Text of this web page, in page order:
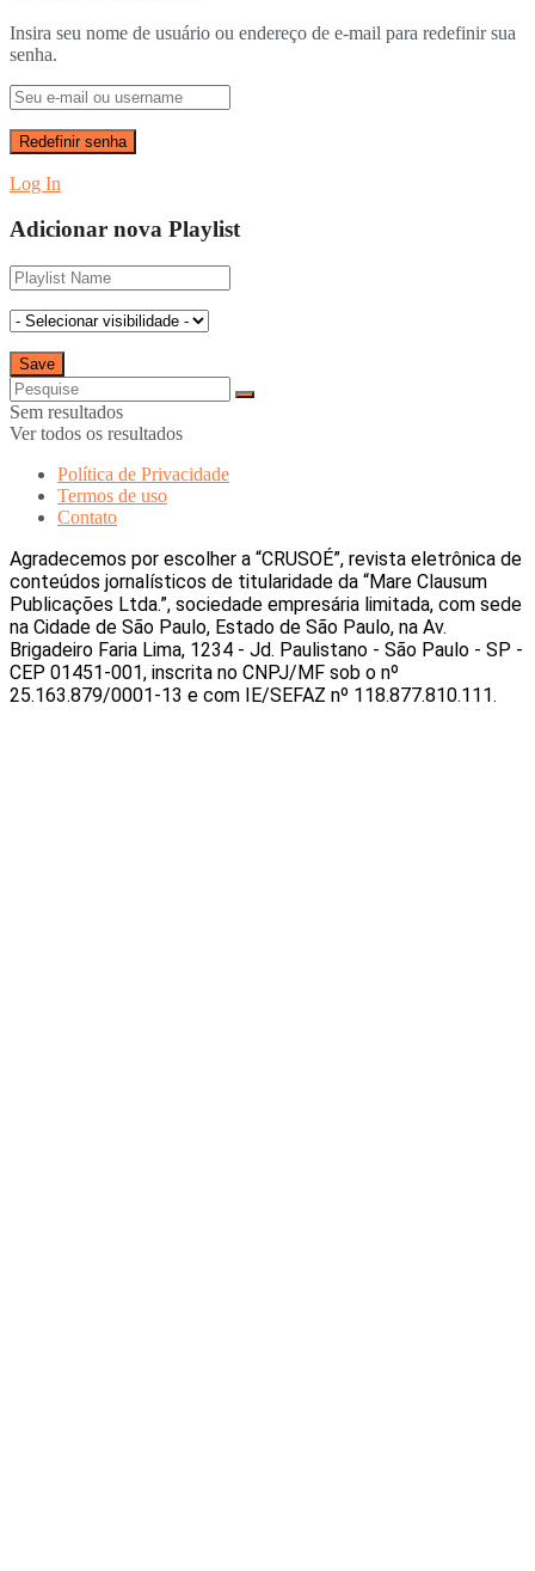
Insira seu nome de usuário ou endereço de e-mail para redefinir sua
senha.
Log In
Adicionar nova Playlist
Sem resultados
Ver todos os resultados
Política de Privacidade
Termos de uso
Contato
Agradecemos por escolher a “CRUSOÉ”, revista eletrônica de
conteúdos jornalísticos de titularidade da “Mare Clausum
Publicações Ltda.”, sociedade empresária limitada, com sede
na Cidade de São Paulo, Estado de São Paulo, na Av.
Brigadeiro Faria Lima, 1234 - Jd. Paulistano - São Paulo - SP -
CEP 01451-001, inscrita no CNPJ/MF sob o nº
25.163.879/0001-13 e com IE/SEFAZ nº 118.877.810.111.